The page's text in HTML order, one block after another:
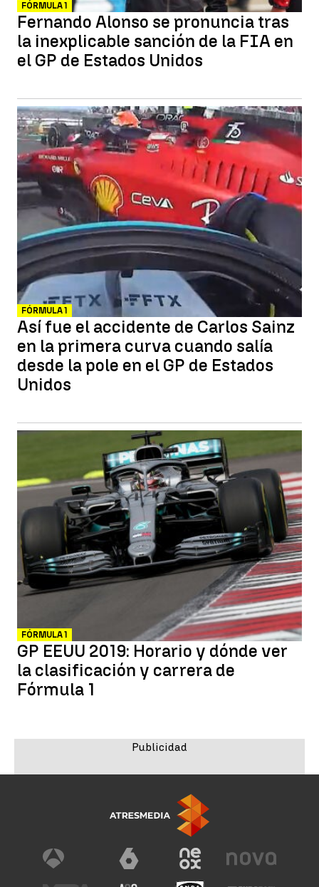
FÓRMULA 1
Fernando Alonso se pronuncia tras
la inexplicable sanción de la FIA en
el GP de Estados Unidos
FÓRMULA 1
Así fue el accidente de Carlos Sainz
en la primera curva cuando salía
desde la pole en el GP de Estados
Unidos
FÓRMULA 1
GP EEUU 2019: Horario y dónde ver
la clasificación y carrera de
Fórmula 1